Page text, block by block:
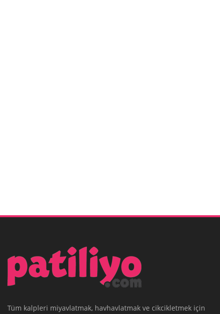
Tüm kalpleri miyavlatmak, havhavlatmak ve cikcikletmek için